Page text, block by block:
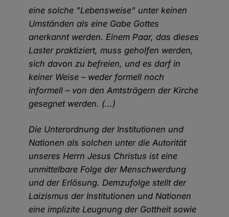
eine solche "Lebensweise" unter keinen
Umständen als eine Gabe Gottes
anerkannt werden. Einem Paar, das dieses
Laster praktiziert, muss geholfen werden,
sich davon zu befreien, und es darf in
keiner Weise – weder formell noch
informell – von den Amtsträgern der Kirche
gesegnet werden. (...)
Die Unterordnung der Institutionen und
Nationen als solchen unter die Autorität
unseres Herrn Jesus Christus ist eine
unmittelbare Folge der Menschwerdung
und der Erlösung. Demzufolge stellt der
Laizismus der Institutionen und Nationen
eine implizite Leugnung der Gottheit sowie